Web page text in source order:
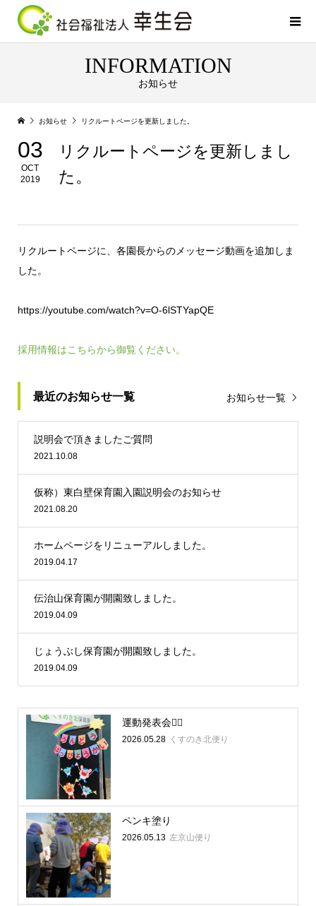
INFORMATION
お知らせ
お知らせ リクルートページを更新しました。
03
OCT
2019
リクルートページを更新しまし
た。
リクルートページに、各園長からのメッセージ動画を追加しま
した。
https://youtube.com/watch?v=O-6lSTYapQE
採用情報はこちらから御覧ください。
最近のお知らせ一覧 お知らせ一覧
説明会で頂きましたご質問
2021.10.08
仮称）東白壁保育園入園説明会のお知らせ
2021.08.20
ホームページをリニューアルしました。
2019.04.17
伝治山保育園が開園致しました。
2019.04.09
じょうぶし保育園が開園致しました。
2019.04.09
運動発表会🏳‍🌈
2026.05.28 くすのき北便り
ペンキ塗り
2026.05.13 左京山便り